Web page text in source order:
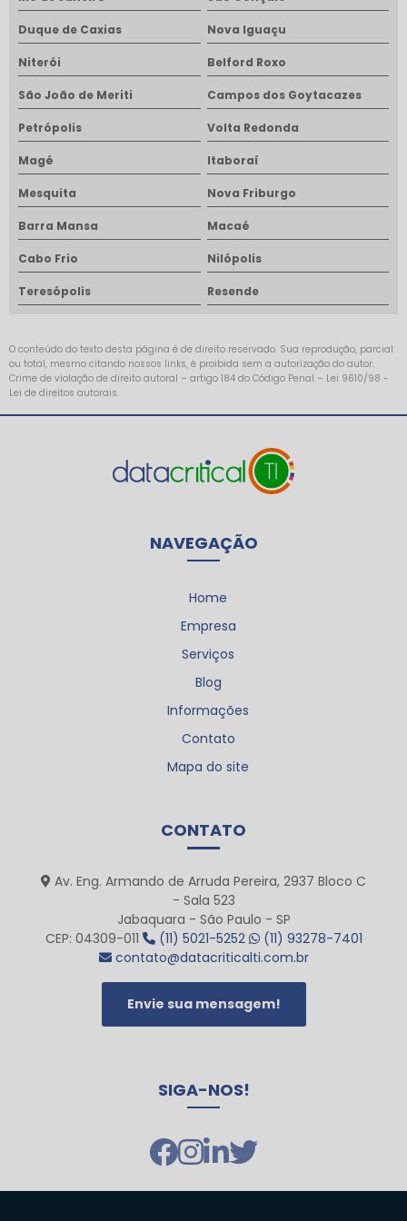
Duque de Caxias Nova Iguaçu
Niterói Belford Roxo
São João de Meriti Campos dos Goytacazes
Petrópolis Volta Redonda
Magé Itaboraí
Mesquita Nova Friburgo
Barra Mansa Macaé
Cabo Frio Nilópolis
Teresópolis Resende
O conteúdo do texto desta página é de direito reservado. Sua reprodução, parcial
ou total, mesmo citando nossos links, é proibida sem a autorização do autor.
Crime de violação de direito autoral – artigo 184 do Código Penal – Lei 9610/98 -
Lei de direitos autorais.
NAVEGAÇÃO
Home
Empresa
Serviços
Blog
Informações
Contato
Mapa do site
CONTATO
Av. Eng. Armando de Arruda Pereira, 2937 Bloco C
- Sala 523
Jabaquara - São Paulo - SP
CEP: 04309-011
(11) 5021-5252
(11) 93278-7401
contato@datacriticalti.com.br
Envie sua mensagem!
SIGA-NOS!